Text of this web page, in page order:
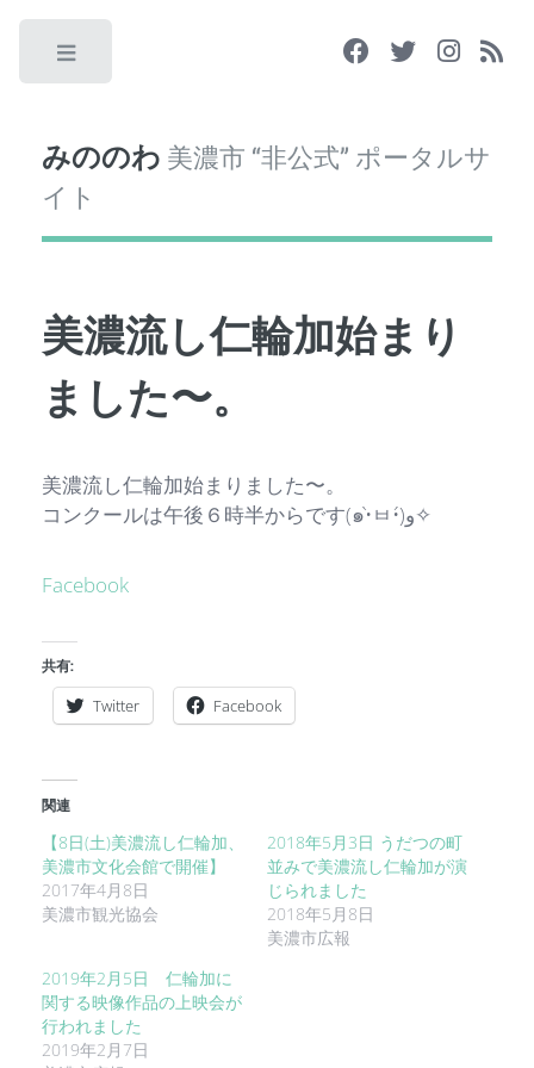
みののわ 美濃市 “非公式” ポータルサ
イト
美濃流し仁輪加始まり
ました〜。
美濃流し仁輪加始まりました〜。
コンクールは午後６時半からです(๑•̀ㅂ•́)و✧
Facebook
共有:
Twitter Facebook
関連
【8日(土)美濃流し仁輪加、
美濃市文化会館で開催】
2017年4月8日
美濃市観光協会
2018年5月3日 うだつの町
並みで美濃流し仁輪加が演
じられました
2018年5月8日
美濃市広報
2019年2月5日 仁輪加に
関する映像作品の上映会が
行われました
2019年2月7日
Toggle